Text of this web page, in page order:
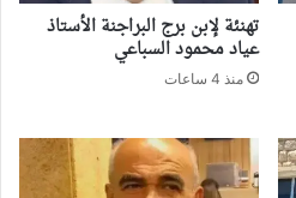
تهنئة لإبن برج البراجنة الأستاذ
عياد محمود السباعي
منذ 4 ساعات